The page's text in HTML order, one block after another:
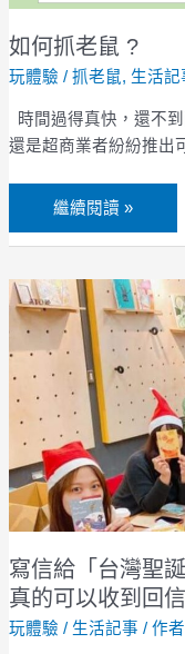
如何抓老鼠 ?
玩體驗 / 抓老鼠, 生活記
時間過得真快，還不
還是超商業者紛紛推出
繼續閱讀 »
寫信給「台灣聖
真的可以收到回
玩體驗 / 生活記事 / 作
寫
信
給
「台
灣
誕
老
公
公
Taiwan
Santa
Claus」
真